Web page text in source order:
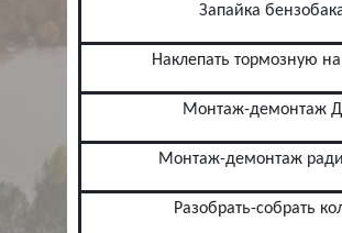
Запайка
Наклепать тормозную
Монтаж-демонтаж
Монтаж-демонтаж
Разобрать-собрать